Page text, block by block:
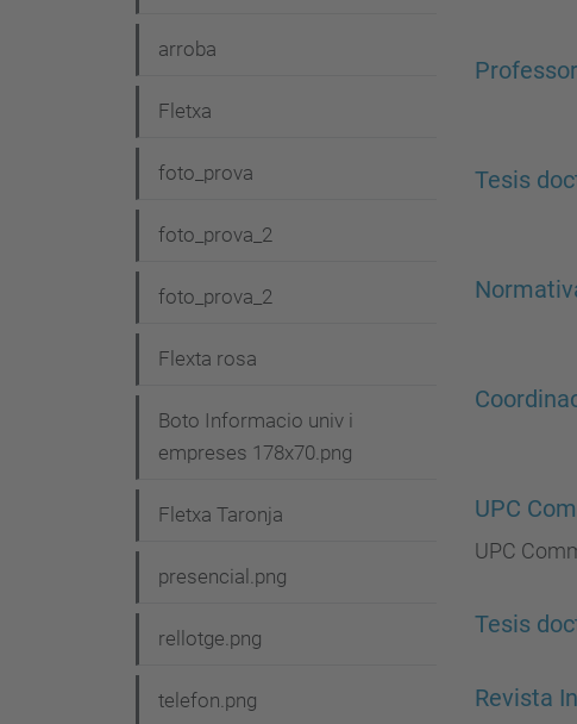
Tesis
UPC
UPC
Tesis
Revista
a
c
ó
arroba
Fletxa
foto_prova
foto_prova_2
foto_prova_2
Flexta rosa
Boto Informacio univ i
empreses 178x70.png
Fletxa Taronja
presencial.png
rellotge.png
telefon.png